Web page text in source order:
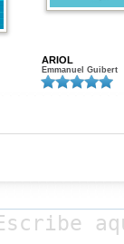
ARIOL
Emmanuel Guibert